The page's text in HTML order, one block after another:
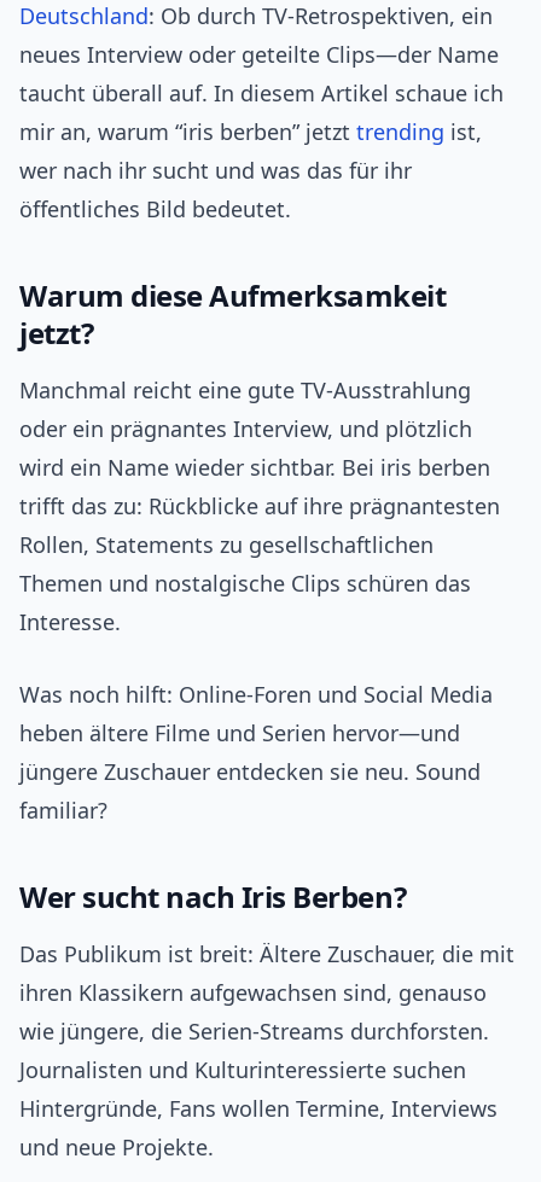
Deutschland: Ob durch TV-Retrospektiven, ein
neues Interview oder geteilte Clips—der Name
taucht überall auf. In diesem Artikel schaue ich
mir an, warum “iris berben” jetzt trending ist,
wer nach ihr sucht und was das für ihr
öffentliches Bild bedeutet.
Warum diese Aufmerksamkeit
jetzt?
Manchmal reicht eine gute TV-Ausstrahlung
oder ein prägnantes Interview, und plötzlich
wird ein Name wieder sichtbar. Bei iris berben
trifft das zu: Rückblicke auf ihre prägnantesten
Rollen, Statements zu gesellschaftlichen
Themen und nostalgische Clips schüren das
Interesse.
Was noch hilft: Online-Foren und Social Media
heben ältere Filme und Serien hervor—und
jüngere Zuschauer entdecken sie neu. Sound
familiar?
Wer sucht nach Iris Berben?
Das Publikum ist breit: Ältere Zuschauer, die mit
ihren Klassikern aufgewachsen sind, genauso
wie jüngere, die Serien-Streams durchforsten.
Journalisten und Kulturinteressierte suchen
Hintergründe, Fans wollen Termine, Interviews
und neue Projekte.